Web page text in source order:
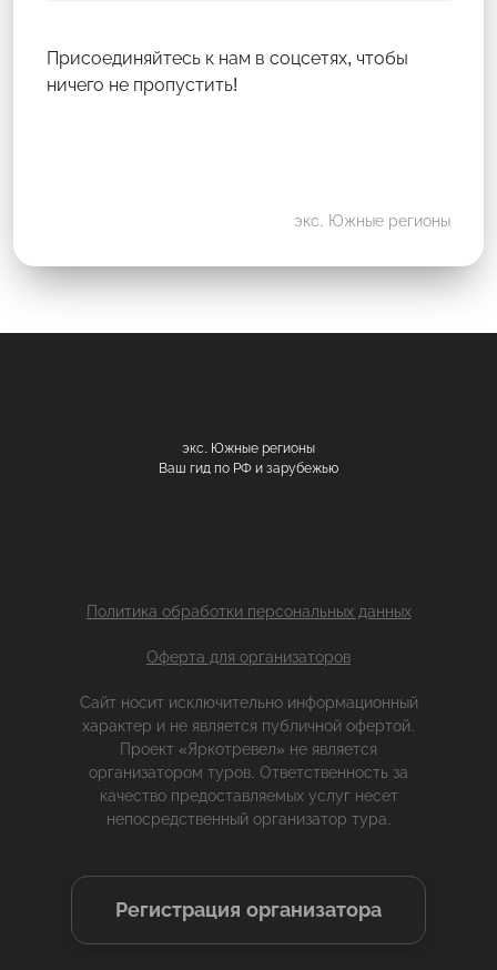
Присоединяйтесь к нам в соцсетях, чтобы
ничего не пропустить!
экс. Южные регионы
экс. Южные регионы
Ваш гид по РФ и зарубежью
Политика обработки персональных данных
Оферта для организаторов
Сайт носит исключительно информационный
характер и не является публичной офертой.
Проект «Яркотревел» не является
организатором туров. Ответственность за
качество предоставляемых услуг несет
непосредственный организатор тура.
Регистрация организатора